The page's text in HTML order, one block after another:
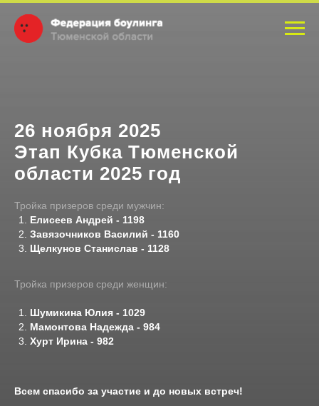
26 ноября 2025
Этап Кубка Тюменской
области 2025 год
Тройка призеров среди мужчин:
Елисеев Андрей - 1198
Завязочников Василий - 1160
Щелкунов Станислав - 1128
Тройка призеров среди женщин:
Шумикина Юлия - 1029
Мамонтова Надежда - 984
Хурт Ирина - 982
Всем спасибо за участие и до новых встреч!